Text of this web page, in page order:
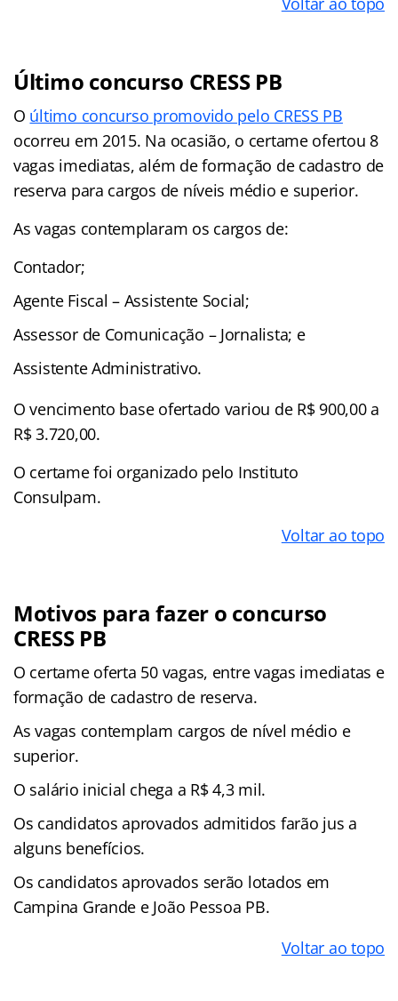
Último concurso CRESS PB
O último concurso promovido pelo CRESS PB
ocorreu em 2015. Na ocasião, o certame ofertou 8
vagas imediatas, além de formação de cadastro de
reserva para cargos de níveis médio e superior.
As vagas contemplaram os cargos de:
Contador;
Agente Fiscal – Assistente Social;
Assessor de Comunicação – Jornalista; e
Assistente Administrativo.
O vencimento base ofertado variou de R$ 900,00 a
R$ 3.720,00.
O certame foi organizado pelo Instituto
Consulpam.
Voltar ao topo
Motivos para fazer o concurso
CRESS PB
O certame oferta 50 vagas, entre vagas imediatas e
formação de cadastro de reserva.
As vagas contemplam cargos de nível médio e
superior.
O salário inicial chega a R$ 4,3 mil.
Os candidatos aprovados admitidos farão jus a
alguns benefícios.
Os candidatos aprovados serão lotados em
Campina Grande e João Pessoa PB.
Voltar ao topo